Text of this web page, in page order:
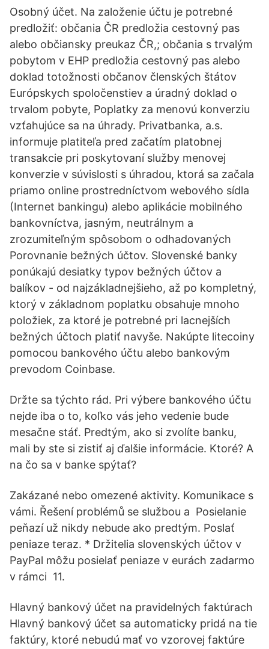
Osobný účet. Na založenie účtu je potrebné
predložiť: občania ČR predložia cestovný pas
alebo občiansky preukaz ČR,; občania s trvalým
pobytom v EHP predložia cestovný pas alebo
doklad totožnosti občanov členských štátov
Európskych spoločenstiev a úradný doklad o
trvalom pobyte, Poplatky za menovú konverziu
vzťahujúce sa na úhrady. Privatbanka, a.s.
informuje platiteľa pred začatím platobnej
transakcie pri poskytovaní služby menovej
konverzie v súvislosti s úhradou, ktorá sa začala
priamo online prostredníctvom webového sídla
(Internet bankingu) alebo aplikácie mobilného
bankovníctva, jasným, neutrálnym a
zrozumiteľným spôsobom o odhadovaných
Porovnanie bežných účtov. Slovenské banky
ponúkajú desiatky typov bežných účtov a
balíkov - od najzákladnejšieho, až po kompletný,
ktorý v základnom poplatku obsahuje mnoho
položiek, za ktoré je potrebné pri lacnejších
bežných účtoch platiť navyše. Nakúpte litecoiny
pomocou bankového účtu alebo bankovým
prevodom Coinbase.
Držte sa týchto rád. Pri výbere bankového účtu
nejde iba o to, koľko vás jeho vedenie bude
mesačne stáť. Predtým, ako si zvolíte banku,
mali by ste si zistiť aj ďalšie informácie. Ktoré? A
na čo sa v banke spýtať?
Zakázané nebo omezené aktivity. Komunikace s
vámi. Řešení problémů se službou a Posielanie
peňazí už nikdy nebude ako predtým. Poslať
peniaze teraz. * Držitelia slovenských účtov v
PayPal môžu posielať peniaze v eurách zadarmo
v rámci 11.
Hlavný bankový účet na pravidelných faktúrach
Hlavný bankový účet sa automaticky pridá na tie
faktúry, ktoré nebudú mať vo vzorovej faktúre